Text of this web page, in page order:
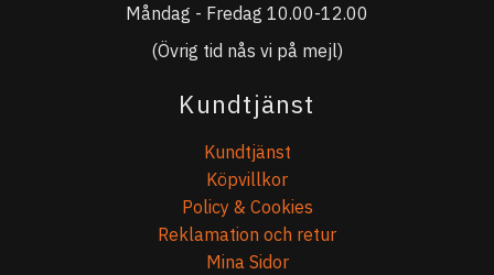
Måndag - Fredag 10.00-12.00
(Övrig tid nås vi på mejl)
Kundtjänst
Kundtjänst
Köpvillkor
Policy & Cookies
Reklamation och retur
Mina Sidor